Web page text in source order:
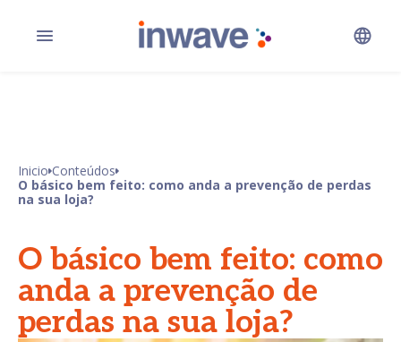
Inicio Conteúdos
O básico bem feito: como anda a prevenção de perdas
na sua loja?
O básico bem feito: como
anda a prevenção de
perdas na sua loja?